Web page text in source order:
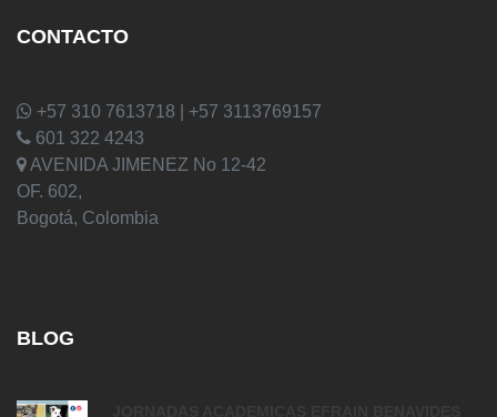
CONTACTO
+57 310 7613718 | +57 3113769157
601 322 4243
AVENIDA JIMENEZ No 12-42
OF. 602,
Bogotá, Colombia
BLOG